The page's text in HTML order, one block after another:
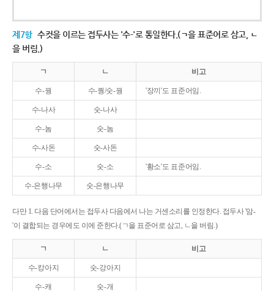
제7항 수컷을 이르는 접두사는 '수-'로 통일한다.(ㄱ을 표준어로 삼고, ㄴ
을 버림.)
ㄱ ㄴ 비고
수-꿩 수-퀑/숫-꿩 '장끼'도 표준어임.
수-나사 숫-나사
수-놈 숫-놈
수-사돈 숫-사돈
수-소 숫-소 '황소'도 표준어임.
수-은행나무 숫-은행나무
다만 1. 다음 단어에서는 접두사 다음에서 나는 거센소리를 인정한다. 접두사 '암-
'이 결합되는 경우에도 이에 준한다.(ㄱ을 표준어로 삼고, ㄴ을 버림.)
ㄱ ㄴ 비고
수-캉아지 숫-강아지
수-캐 숫-개